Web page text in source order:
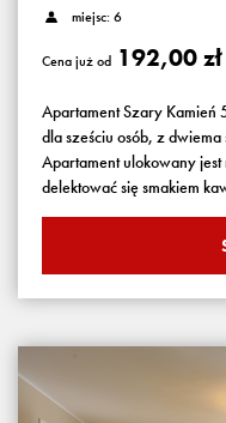
miejsc: 6
Cena już od 192,00 zł
Apartament Szary
dla sześciu osób, z
Apartament ulokowany
delektować się smakiem